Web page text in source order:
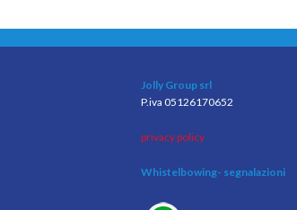
Jolly Group srl
P.iva 05126170652
privacy policy
Whistelbowing- segnalazioni